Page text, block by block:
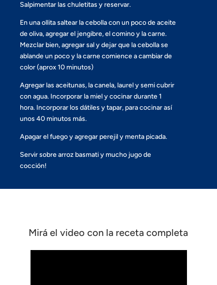
Salpimentar las chuletitas y reservar.
En una ollita saltear la cebolla con un poco de aceite
de oliva, agregar el jengibre, el comino y la carne.
Mezclar bien, agregar sal y dejar que la cebolla se
ablande un poco y la carne comience a cambiar de
color (aprox 10 minutos)
Agregar las aceitunas, la canela, laurel y semi cubrir
con agua. Incorporar la miel y cocinar durante 1
hora. Incorporar los dátiles y tapar, para cocinar así
unos 40 minutos más.
Apagar el fuego y agregar perejil y menta picada.
Servir sobre arroz basmati y mucho jugo de
cocción!
Mirá el video con la receta completa